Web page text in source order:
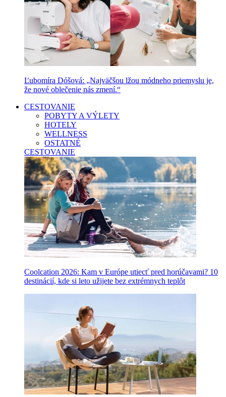
Ľubomíra Dóšová: „Najväčšou lžou módneho priemyslu je,
že nové oblečenie nás zmení.“
CESTOVANIE
POBYTY A VÝLETY
HOTELY
WELLNESS
OSTATNÉ
CESTOVANIE
Coolcation 2026: Kam v Európe utiecť pred horúčavami? 10
destinácií, kde si leto užijete bez extrémnych teplôt